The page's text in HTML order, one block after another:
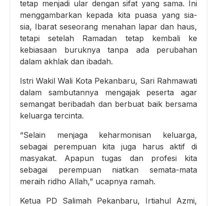
tetap menjadi ular dengan sifat yang sama. Ini
menggambarkan kepada kita puasa yang sia-
sia, Ibarat seseorang menahan lapar dan haus,
tetapi setelah Ramadan tetap kembali ke
kebiasaan buruknya tanpa ada perubahan
dalam akhlak dan ibadah.
Istri Wakil Wali Kota Pekanbaru, Sari Rahmawati
dalam sambutannya mengajak peserta agar
semangat beribadah dan berbuat baik bersama
keluarga tercinta.
“Selain menjaga keharmonisan keluarga,
sebagai perempuan kita juga harus aktif di
masyakat. Apapun tugas dan profesi kita
sebagai perempuan niatkan semata-mata
meraih ridho Allah,” ucapnya ramah.
Ketua PD Salimah Pekanbaru, Irtiahul Azmi,